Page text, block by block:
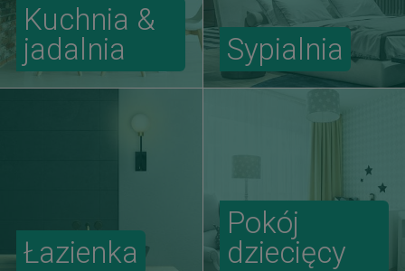
Kuchnia &
jadalnia
Sypialnia
Łazienka
Pokój
dziecięcy